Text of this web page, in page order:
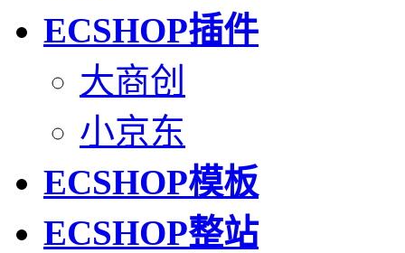
ECSHOP插件
大商创
小京东
ECSHOP模板
ECSHOP整站